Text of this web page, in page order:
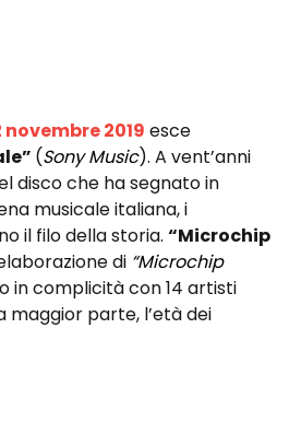
novembre 2019 esce
(Sony Music). A vent’anni
disco che ha segnato in
musicale italiana, i
il filo della storia. “Microchip
di “Microchip
in complicità con 14 artisti
maggior parte, l’età dei